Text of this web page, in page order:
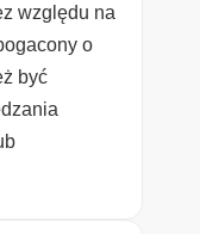
względu na
o
być